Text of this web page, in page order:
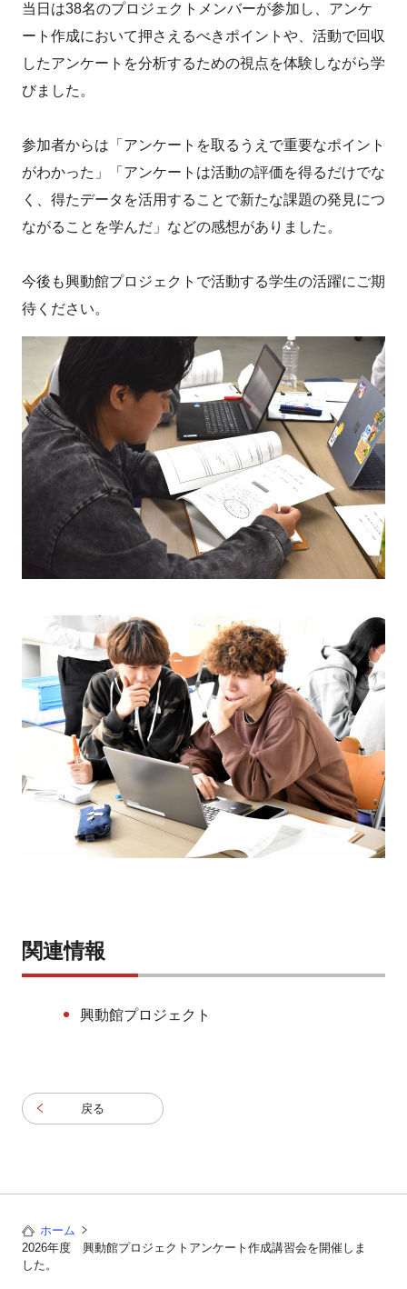
当日は38名のプロジェクトメンバーが参加し、アンケ
ート作成において押さえるべきポイントや、活動で回収
したアンケートを分析するための視点を体験しながら学
びました。
参加者からは「アンケートを取るうえで重要なポイント
がわかった」「アンケートは活動の評価を得るだけでな
く、得たデータを活用することで新たな課題の発見につ
ながることを学んだ」などの感想がありました。
今後も興動館プロジェクトで活動する学生の活躍にご期
待ください。
関連情報
興動館プロジェクト
戻る
ホーム
2026年度 興動館プロジェクトアンケート作成講習会を開催しま
した。